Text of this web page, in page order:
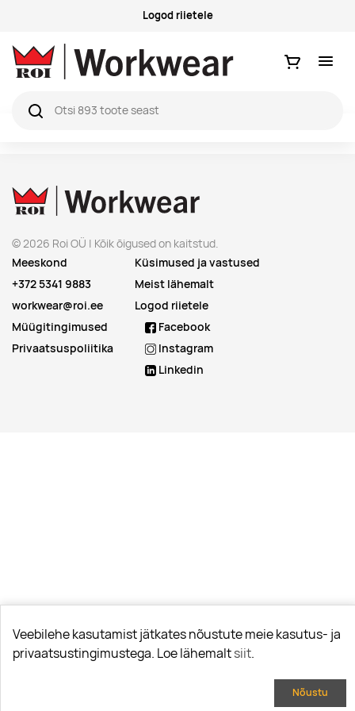
Logod riietele
Ostukorv
© 2026 Roi OÜ | Kõik õigused on kaitstud.
Meeskond
+372 5341 9883
workwear@roi.ee
Küsimused ja vastused
Meist lähemalt
Logod riietele
Müügitingimused
Privaatsuspoliitika
Facebook
Instagram
Linkedin
Veebilehe kasutamist jätkates nõustute meie kasutus- ja
privaatsustingimustega. Loe lähemaltsiit.
Nõustu